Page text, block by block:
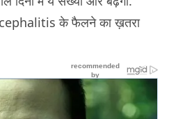
के फैलने का ख़तरा